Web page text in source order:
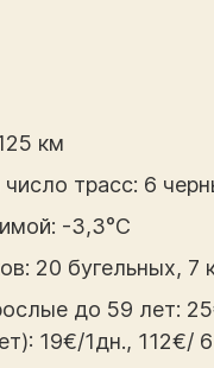
км
трасс: 6
-3,3°С
20 бугельных, 7
до 59 лет:
19€/1дн., 112€/